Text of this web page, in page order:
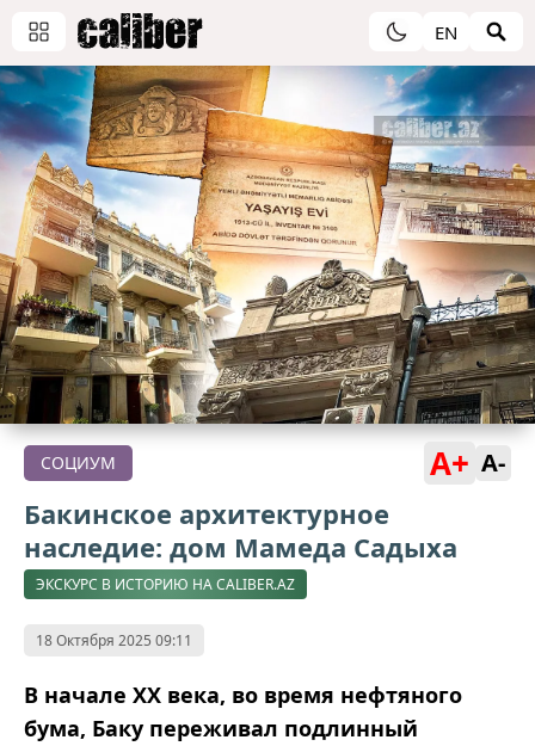
EN
СОЦИУМ A+ A-
Бакинское архитектурное
наследие: дом Мамеда Садыха
ЭКСКУРС В ИСТОРИЮ НА CALIBER.AZ
18 Октября 2025 09:11
В начале XX века, во время нефтяного
бума, Баку переживал подлинный